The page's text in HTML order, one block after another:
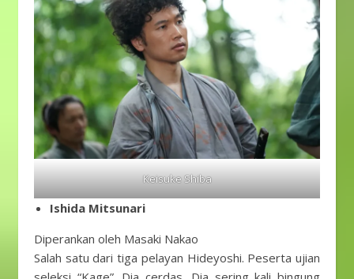
Keisuke Shiba
Ishida Mitsunari
Diperankan oleh Masaki Nakao
Salah satu dari tiga pelayan Hideyoshi. Peserta ujian